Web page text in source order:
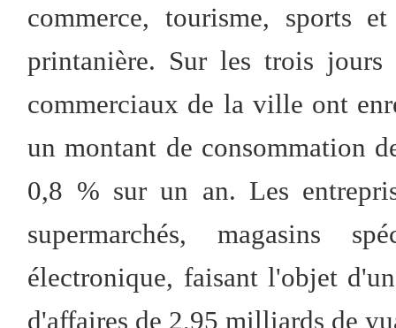
commerce, tourisme, sports
printanière. Sur les trois
commerciaux de la ville ont
un montant de consommation
0,8 % sur un an. Les
supermarchés, magasins
électronique, faisant l'objet
d'affaires de 2,95 milliards de